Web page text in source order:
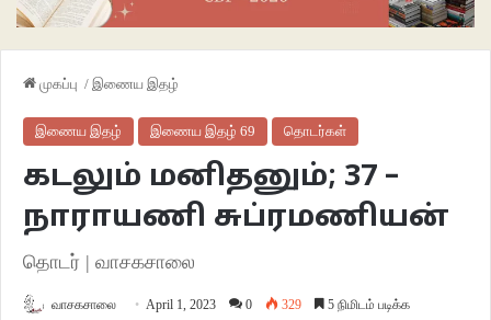
முகப்பு / இணைய இதழ்
இணைய இதழ் இணைய இதழ் 69 தொடர்கள்
கடலும் மனிதனும்; 37 –
நாராயணி சுப்ரமணியன்
தொடர் | வாசகசாலை
வாசகசாலை April 1, 2023 0 329 5 நிமிடம் படிக்க